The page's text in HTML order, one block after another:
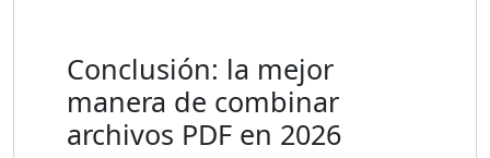
Conclusión: la mejor
manera de combinar
archivos PDF en 2026